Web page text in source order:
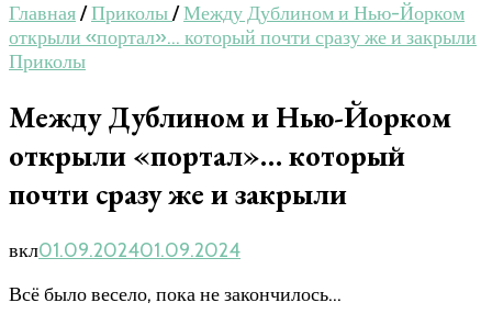
Главная/Приколы/Между Дублином и Нью-Йорком
открыли «портал»… который почти сразу же и закрыли
Приколы
Между Дублином и Нью-Йорком
открыли «портал»… который
почти сразу же и закрыли
вкл01.09.202401.09.2024
Всё было весело, пока не закончилось…